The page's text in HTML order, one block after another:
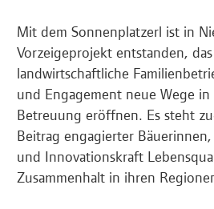
Mit dem Sonnenplatzerl ist in
Vorzeigeprojekt entstanden,
landwirtschaftliche
und Engagement neue Wege in
Betreuung eröffnen. Es steht
Beitrag engagierter
und Innovationskraft
Zusammenhalt in ihren